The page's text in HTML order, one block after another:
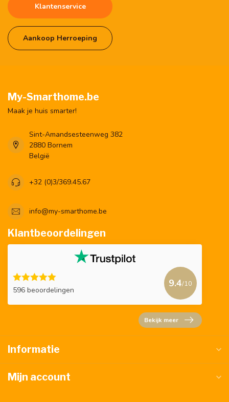
Klantenservice
Aankoop Herroeping
My-Smarthome.be
Maak je huis smarter!
Sint-Amandsesteenweg 382
2880 Bornem
België
+32 (0)3/369.45.67
info@my-smarthome.be
Klantbeoordelingen
596 beoordelingen
9.4/10
Bekijk meer
Informatie
Mijn account